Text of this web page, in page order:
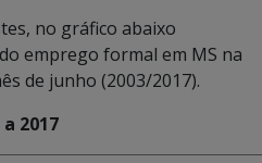
no gráfico abaixo
emprego formal em MS na
de junho (2003/2017).
2017